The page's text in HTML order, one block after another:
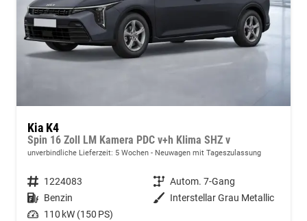
Kia K4
Spin 16 Zoll LM Kamera PDC v+h Klima SHZ v
unverbindliche Lieferzeit: 5 Wochen Neuwagen mit Tageszulassung
Fahrzeugnummer 1224083 Getriebe Autom. 7-Gang
Kraftstoff Benzin Außenfarbe Interstellar Grau Metallic
Leistung 110 kW (150 PS)